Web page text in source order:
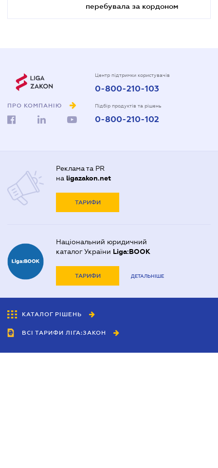
перебувала за кордоном
ПРО КОМПАНІЮ
Центр підтримки користувачів
0-800-210-103
Підбір продуктів та рішень
0-800-210-102
Реклама та PR
на ligazakon.net
ТАРИФИ
Національний юридичний
каталог України Liga:BOOK
ТАРИФИ ДЕТАЛЬНІШЕ
КАТАЛОГ РІШЕНЬ
ВСІ ТАРИФИ ЛІГА:ЗАКОН